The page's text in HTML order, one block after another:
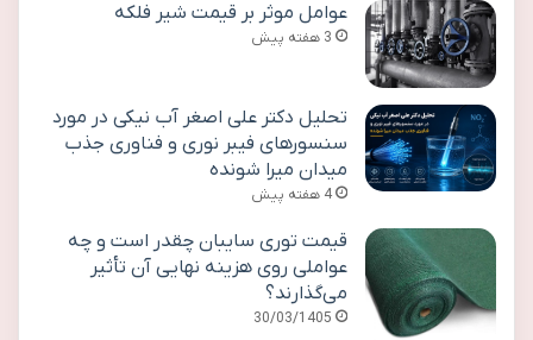
عوامل موثر بر قیمت شیر فلکه
3 هفته پیش
تحلیل دکتر علی اصغر آب نیکی در مورد
سنسورهای فیبر نوری و فناوری جذب
میدان میرا شونده
4 هفته پیش
قیمت توری سایبان چقدر است و چه
عواملی روی هزینه نهایی آن تأثیر
می‌گذارند؟
30/03/1405